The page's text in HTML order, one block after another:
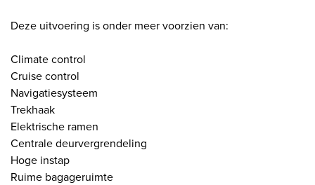
Deze uitvoering is onder meer voorzien van:
Climate control
Cruise control
Navigatiesysteem
Trekhaak
Elektrische ramen
Centrale deurvergrendeling
Hoge instap
Ruime bagageruimte